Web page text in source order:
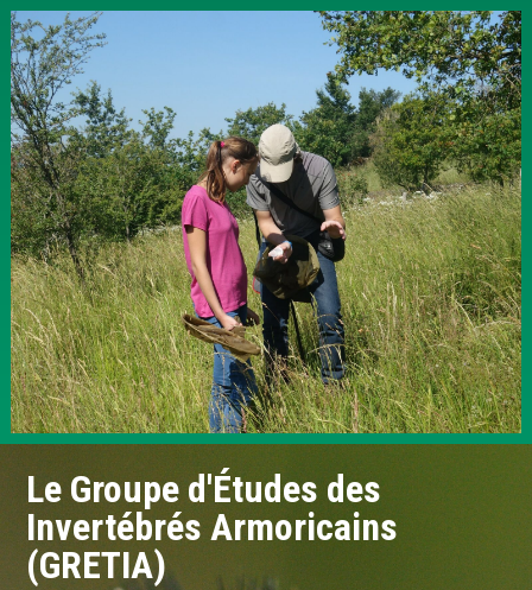
Le Groupe d'Études des
Invertébrés Armoricains
(GRETIA)